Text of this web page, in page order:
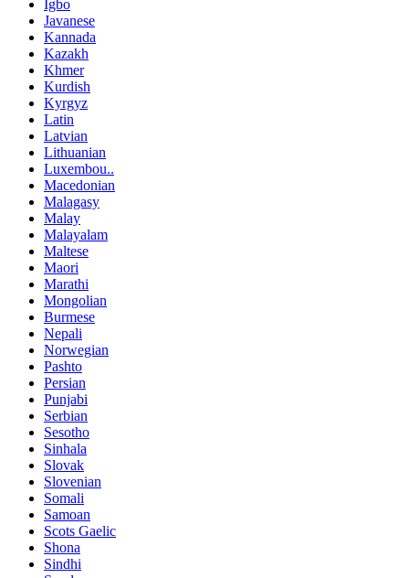
Igbo
Javanese
Kannada
Kazakh
Khmer
Kurdish
Kyrgyz
Latin
Latvian
Lithuanian
Luxembou..
Macedonian
Malagasy
Malay
Malayalam
Maltese
Maori
Marathi
Mongolian
Burmese
Nepali
Norwegian
Pashto
Persian
Punjabi
Serbian
Sesotho
Sinhala
Slovak
Slovenian
Somali
Samoan
Scots Gaelic
Shona
Sindhi